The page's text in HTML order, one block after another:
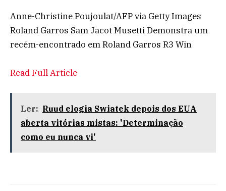
Anne-Christine Poujoulat/AFP via Getty Images
Roland Garros Sam Jacot Musetti Demonstra um
recém-encontrado em Roland Garros R3 Win
Read Full Article
Ler: Ruud elogia Swiatek depois dos EUA
aberta vitórias mistas: 'Determinação
como eu nunca vi'